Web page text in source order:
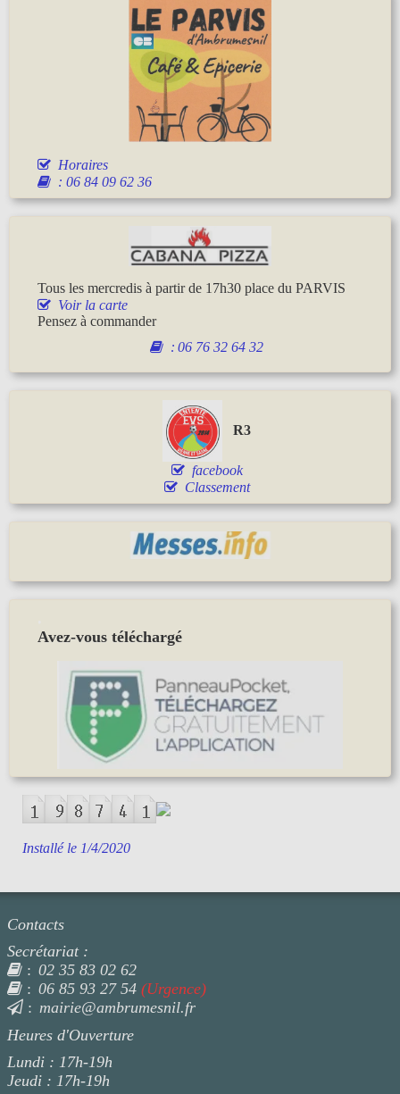
Horaires
: 06 84 09 62 36
Tous les mercredis à partir de 17h30 place du PARVIS
Voir la carte
Pensez à commander
: 06 76 32 64 32
R3
facebook
Classement
Avez-vous téléchargé
Installé le 1/4/2020
Contacts
Secrétariat :
: 02 35 83 02 62
: 06 85 93 27 54 (Urgence)
: mairie@ambrumesnil.fr
Heures d'Ouverture
Lundi : 17h-19h
Jeudi : 17h-19h